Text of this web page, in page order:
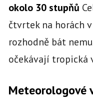
okolo 30 stupňů
čtvrtek na horách
rozhodně bát
očekávají tropická
Meteorologové